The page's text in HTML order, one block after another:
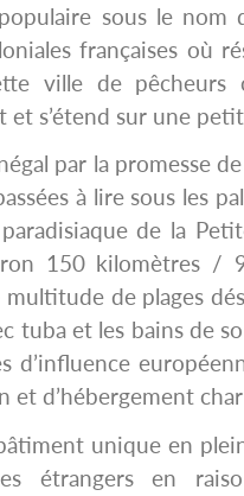
sous le nom
françaises où
ville de pêcheurs
s’étend sur une
par la promesse
à lire sous les
de la
150 kilomètres /
de plages
tuba et les bains de
d’influence
et d’hébergement
unique en
étrangers en